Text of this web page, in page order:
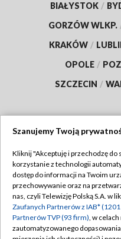
BIAŁYSTOK /
GORZÓW WLKP.
KRAKÓW /
OPOLE /
SZCZECIN /
Abonament TVP
Emisja w TVP
Centrum informacji TVP
Szanujemy Twoją
Kliknij "Akceptuję i przechodzę do
korzystanie z technologii
dostęp do informacji na Twoim
przechowywanie oraz na
nas, czyli Telewizję Polską S.A. w
Zaufanych Partnerów z IAB*
Partnerów TVP (93 firm), w
zautomatyzowanego